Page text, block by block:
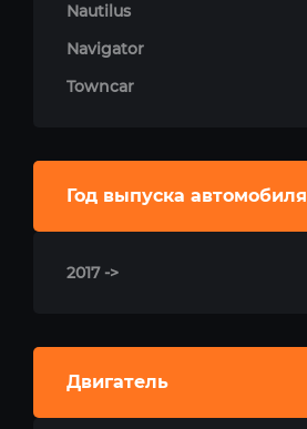
Nautilus
Navigator
Towncar
Год выпуска автомобиля
2017 ->
Двигатель